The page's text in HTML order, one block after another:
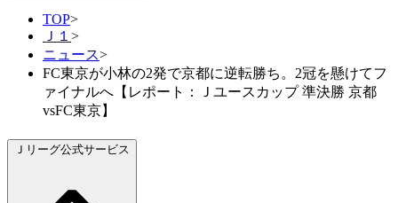
TOP>
Ｊ１ >
ニュース>
FC東京が小林の2発で京都に逆転勝ち。2冠を懸けてフ
ァイナルへ【レポート：Ｊユースカップ 準決勝 京都
vsFC東京】
Ｊリーグ公式サービス